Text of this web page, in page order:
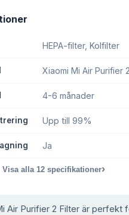
HEPA-filter, Kolfilter
Xiaomi Mi Air Purifier 2
4-6 månader
Upp till 99%
Ja
Visa alla 12 specifikationer›
Air Purifier 2 Filter är perfekt